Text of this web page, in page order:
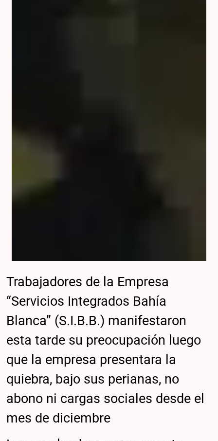
Trabajadores de la Empresa
“Servicios Integrados Bahía
Blanca” (S.I.B.B.) manifestaron
esta tarde su preocupación luego
que la empresa presentara la
quiebra, bajo sus perianas, no
abono ni cargas sociales desde el
mes de diciembre